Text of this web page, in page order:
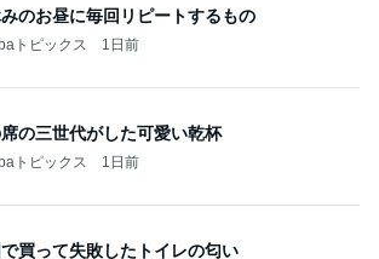
のお昼に毎回リピートするもの
トピックス 1日前
の三世代がした可愛い乾杯
トピックス 1日前
買って失敗したトイレの匂い